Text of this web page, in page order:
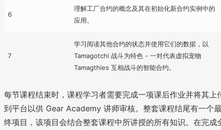
6
理解工厂合约的概念及其在初始化新合约实例中的
应用。
7
学习阅读其他合约的状态并使用它们的数据，以
Tamagotchi 战斗为特色 - 一对代表虚拟宠物
Tamagthies 互相战斗的智能合约。
每节课程结束时，课程学习者需要完成一项课后作业并将其上
到平台以供 Gear Academy 讲师审核。整套课程结尾有一个
终项目，该项目会结合整套课程中所讲授的所有知识。在完成